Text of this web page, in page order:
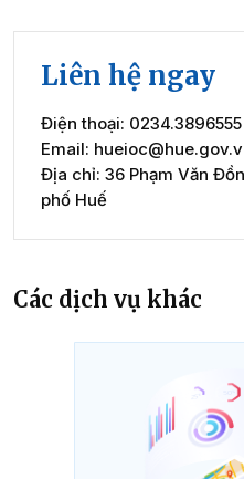
Liên hệ ngay
Điện thoại: 0234.3896555
Email:
Địa chỉ: 36 Phạm Văn
phố Huế
Các dịch vụ khác